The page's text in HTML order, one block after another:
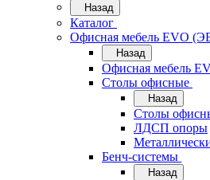
Назад
Каталог
Офисная мебель EVO
Назад
Офисная мебель
Cтолы офисные
Назад
Cтолы
ЛДСП опоры
Бенч-системы
Назад